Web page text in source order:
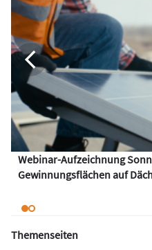
Webinar-Aufzeichnung
Gewinnungsflächen auf
Themenseiten